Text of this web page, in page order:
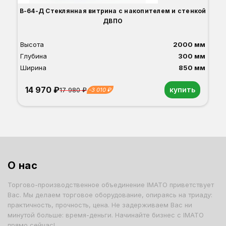
В-64-Д Стеклянная витрина с накопителем и стенкой
ДВПО
Высота
2000 мм
Глубина
300 мм
Ширина
850 мм
14 970 ₽17 980 ₽ -3 010 ₽ купить
О нас
Торгово-производственное объединение IMATO приветствует
Вас. Мы делаем торговое оборудование, опираясь на триаду:
практичность, прочность, цена. Не задерживаем Вас ни
минутой больше: время-деньги. Начинайте бизнес с IMATO